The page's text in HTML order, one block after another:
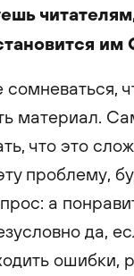
им
материал.
что это
проблему,
а
да,
ошибки,